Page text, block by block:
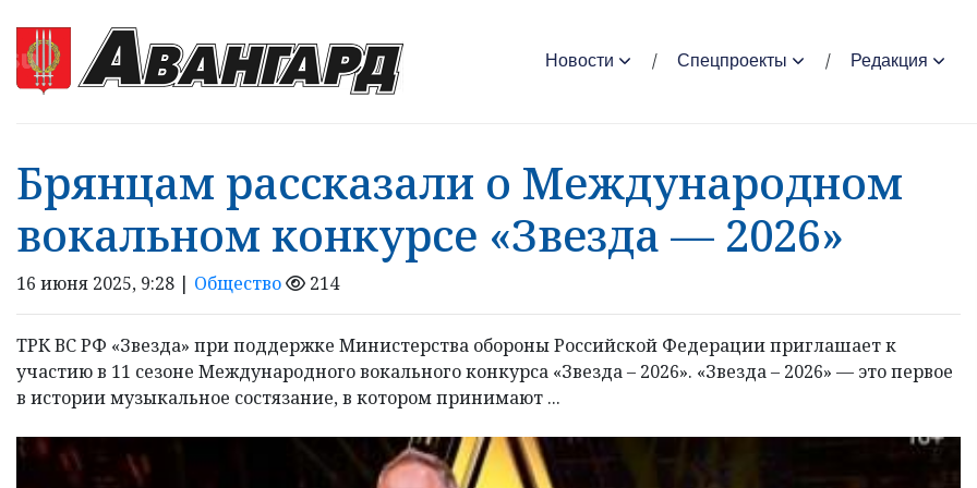
Новости Спецпроекты Редакция
Брянцам рассказали о Международном
вокальном конкурсе «Звезда — 2026»
16 июня 2025, 9:28 | Общество 214
ТРК ВС РФ «Звезда» при поддержке Министерства обороны Российской Федерации приглашает к
участию в 11 сезоне Международного вокального конкурса «Звезда – 2026». «Звезда – 2026» — это первое
в истории музыкальное состязание, в котором принимают ...